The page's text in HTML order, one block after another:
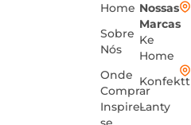
Home
Sobre
Nós
Onde
Comprar
Inspire-
Nossas
Marcas
Ke
Home
Konfektt
Lanty